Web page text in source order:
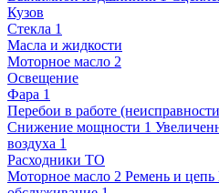
Кузов
Стекла 1
Масла и жидкости
Моторное масло 2
Освещение
Фара 1
Перебои в работе
Снижение мощности 1
воздуха 1
Расходники ТО
Моторное масло 2 Ремень и